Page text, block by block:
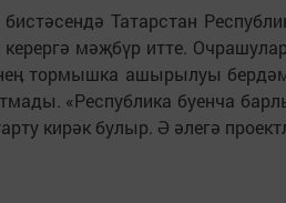
Татарстан
керергә мәҗбүр итте.
тормышка ашырылуы
«Республика буенча
кирәк булыр. Ә әлегә